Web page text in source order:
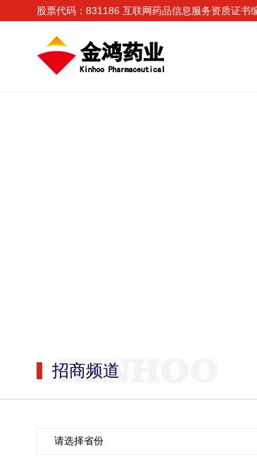
股票代码：831186 互联网药品信息服务资质证
招商频道
宁夏
天津